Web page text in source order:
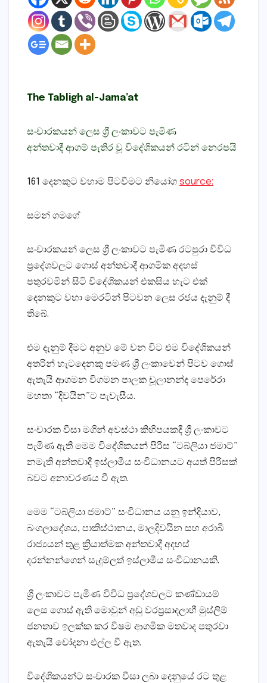
The Tabligh al-Jama’at
සංචාරකයන් ලෙස ශ්‍රී ලංකාවට පැමිණ
අන්තවාදී ආගම් පැතිර වූ විදේශිකයන් රටින් නෙරපයි
161 දෙනකුට වහාම පිටවීමට නියෝග source:
සමන් ගමගේ
සංචාරකයන් ලෙස ශ්‍රී ලංකාවට පැමිණ රටපුරා විවිධ
ප්‍රදේශවලට ගොස්‌ අන්තවාදී ආගමික අදහස්‌
පතුරවමින් සිටි විදේශිකයන් එකසිය හැට එක්‌
දෙනකුට වහා මෙරටින් පිටවන ලෙස රජය දැනුම් දී
තිබේ.
එම දැනුම් දීමට අනුව මේ වන විට එම විදේශිකයන්
අතරින් හැටදෙනකු පමණ ශ්‍රී ලංකාවෙන් පිටව ගොස්‌
ඇතැයි ආගමන විගමන පාලක චූලානන්ද පෙරේරා
මහතා “දිවයින”ට පැවැසීය.
සංචාරක වීසා මගින් අවස්‌ථා කිහිපයකදී ශ්‍රී ලංකාවට
පැමිණ ඇති මෙම විදේශිකයන් පිරිස “ටබ්ලියා ජමාට්‌”
නමැති අන්තවාදී ඉස්‌ලාමීය සංවිධානයට අයත් පිරිසක්‌
බවට අනාවරණය වී ඇත.
මෙම “ටබ්ලියා ජමාට්‌” සංවිධානය යනු ඉන්දියාව,
බංගලාදේශය, පාකිස්‌ථානය, මාලදිවයින සහ අරාබි
රාජ්‍යයන් තුළ ක්‍රියාත්මක අන්තවාදී අදහස්‌
දරන්නන්ගෙන් සැදුම්ලත් ඉස්‌ලාමීය සංවිධානයකි.
ශ්‍රී ලංකාවට පැමිණ විවිධ ප්‍රදේශවලට කණ්‌ඩායම්
ලෙස ගොස්‌ ඇති මොවුන් අඩු වරප්‍රසාදලාභී මුස්‌ලිම්
ජනතාව ඉලක්‌ක කර විෂම ආගමික මතවාද පතුරවා
ඇතැයි චෝදනා එල්ල වී ඇත.
විදේශිකයන්ට සංචාරක වීසා ලබා දෙනුයේ රට තුළ